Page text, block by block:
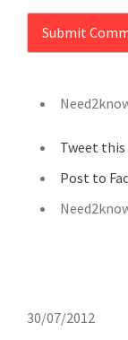
Tweet
Post to
30/07/2012